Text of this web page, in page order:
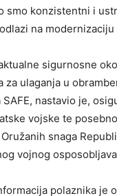
smo konzistentni i
na
sigurnosne
za ulaganja u
nastavio je,
vojske te
snaga
vojnog
polaznika je